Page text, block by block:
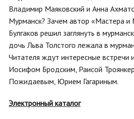
Владимир Маяковский и Анна
Мурманск? Зачем автор «Мастера
Булгаков решил заглянуть в
дочь Льва Толстого лежала в
Читателя ждут интересные встречи
Иосифом Бродским, Раисой
Пожидаевым, Юрием Гагариным.
Электронный каталог